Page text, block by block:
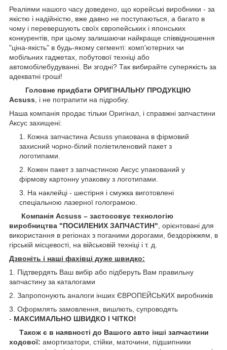
Реаліями нашого часу доведено, що корейські виробники - за
якістю і надійністю, вже давно не поступаються, а багато в
чому і перевершують своїх європейських і японських
конкурентів, при цьому залишаючи найкраще співвідношення
"ціна-якість" в будь-якому сегменті: комп'ютерних чи
мобільних гаджетах, побутової техніці або
автомобілебудуванні. Ви згодні? Так вибирайте суперякість за
адекватні гроші!
Головне придбати ОРИГІНАЛЬНУ ПРОДУКЦІЮ
Acsuss , і не потрапити на підробку.
Наша компанія продає тільки Оригінал, і справжні запчастини
Аксус захищені:
Кожна запчастина Acsuss упакована в фірмовий
захисний чорно-білий поліетиленовий пакет з
логотипами.
Кожен пакет з запчастиною Аксус упакований у
фірмову картонну упаковку з логотипами.
На наклейці - шестірня і смужка виготовлені
спеціальною лазерної голограмою.
Компанія Acsuss – застосовує технологію
виробництва "ПОСИЛЕНИХ ЗАПЧАСТИН" , орієнтовані для
використання в регіонах з поганими дорогами, бездоріжжям, в
гірській місцевості, на військовій техніці і т. д.
Дзвоніть і наші фахівці дуже швидко:
1. Підтвердять Ваш вибір або підберуть Вам правильну
запчастину за каталогами
2. Запропонують аналоги інших ЄВРОПЕЙСЬКИХ виробників
3. Оформлять замовлення, вишлють, супроводять
- МАКСИМАЛЬНО ШВИДКО І ЧІТКО!
Також є в наявності до Вашого авто інші запчастини
ходової: амортизатори, стійки, маточини, підшипники